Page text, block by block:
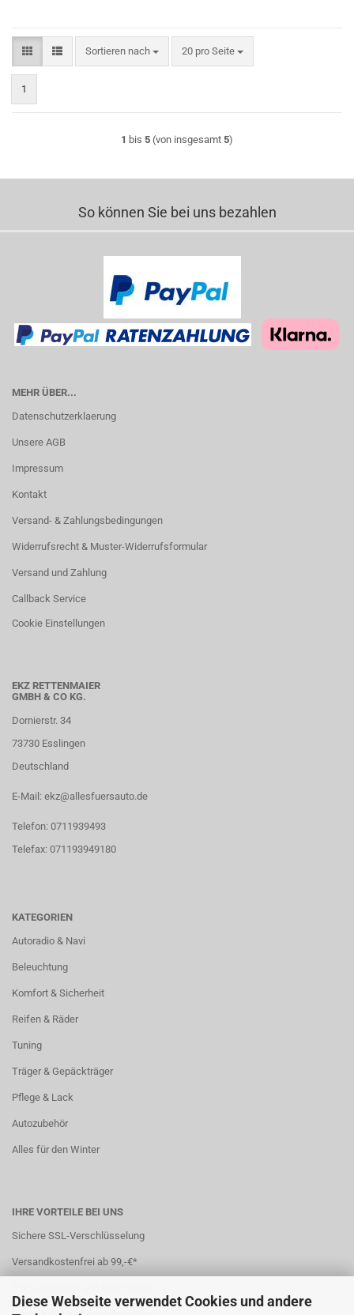
Diese Webseite verwendet Cookies und andere
Sortieren nach
Sortieren nach 20 pro Seite
pro Seite
1
1 bis 5 (von insgesamt 5)
So können Sie bei uns bezahlen
MEHR ÜBER...
Datenschutzerklaerung
Unsere AGB
Impressum
Kontakt
Versand- & Zahlungsbedingungen
Widerrufsrecht & Muster-Widerrufsformular
Versand und Zahlung
Callback Service
Cookie Einstellungen
EKZ RETTENMAIER
GMBH & CO KG.
Dornierstr. 34
73730 Esslingen
Deutschland
E-Mail: ekz@allesfuersauto.de
Telefon: 0711939493
Telefax: 071193949180
KATEGORIEN
Autoradio & Navi
Beleuchtung
Komfort & Sicherheit
Reifen & Räder
Tuning
Träger & Gepäckträger
Pflege & Lack
Autozubehör
Alles für den Winter
IHRE VORTEILE BEI UNS
Sichere SSL-Verschlüsselung
Versandkostenfrei ab 99,-€*